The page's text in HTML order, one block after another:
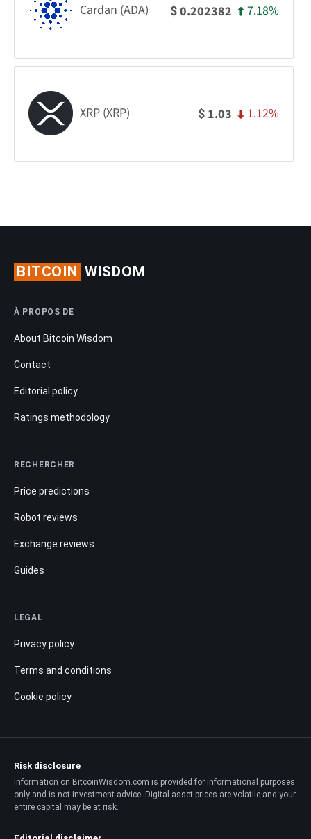
Cardan (ADA) $0.202382 7.18%
XRP (XRP) $ 1.03 1.12%
BITCOIN WISDOM
À PROPOS DE
About Bitcoin Wisdom
Contact
Editorial policy
Ratings methodology
RECHERCHER
Price predictions
Robot reviews
Exchange reviews
Guides
LEGAL
Privacy policy
Terms and conditions
Cookie policy
Risk disclosure
Information on BitcoinWisdom.com is provided for informational purposes
only and is not investment advice. Digital asset prices are volatile and your
entire capital may be at risk.